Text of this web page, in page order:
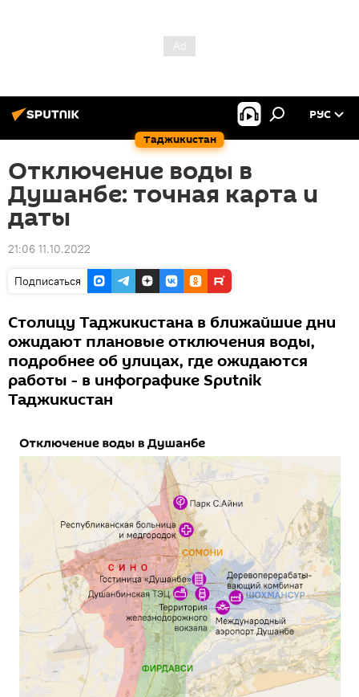
Таджикистан
РУС
Отключение воды в
Душанбе: точная карта и
даты
21:06 11.10.2022
Подписаться
Столицу Таджикистана в ближайшие дни
ожидают плановые отключения воды,
подробнее об улицах, где ожидаются
работы - в инфографике Sputnik
Таджикистан